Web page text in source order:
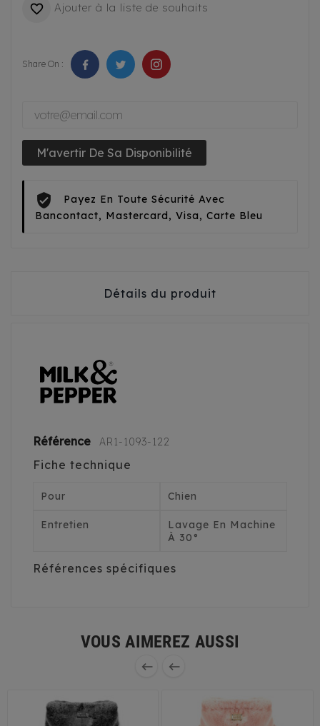
 Ajouter à la liste de souhaits
Share On :
M'avertir De Sa Disponibilité
Payez En Toute Sécurité Avec
Bancontact, Mastercard, Visa, Carte Bleu
Détails du produit
Référence AR1-1093-122
Fiche technique
Pour Chien
Entretien
Lavage En Machine
À 30°
Références spécifiques
VOUS AIMEREZ AUSSI
 